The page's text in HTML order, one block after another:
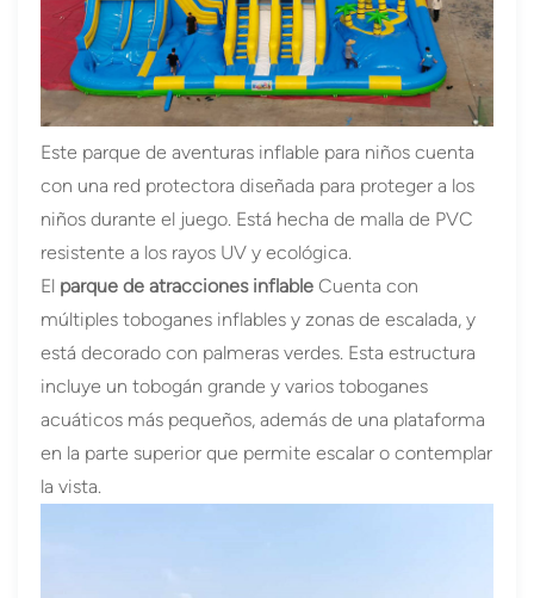
Este parque de aventuras inflable para niños cuenta
con una red protectora diseñada para proteger a los
niños durante el juego. Está hecha de malla de PVC
resistente a los rayos UV y ecológica.
El parque de atracciones inflable Cuenta con
múltiples toboganes inflables y zonas de escalada, y
está decorado con palmeras verdes. Esta estructura
incluye un tobogán grande y varios toboganes
acuáticos más pequeños, además de una plataforma
en la parte superior que permite escalar o contemplar
la vista.